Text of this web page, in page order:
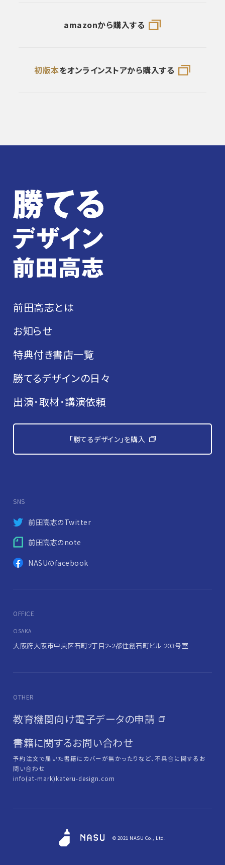
amazonから購入する
初版本をオンラインストアから購入する
前田高志とは
お知らせ
特典付き書店一覧
勝てるデザインの日々
出演･取材･講演依頼
「勝てるデザイン」を購入
SNS
前田高志のTwitter
前田高志のnote
NASUのfacebook
OFFICE
OSAKA
大阪府大阪市中央区石町2丁目2-2都住創石町ビル 203号室
OTHER
教育機関向け電子データの申請
書籍に関するお問い合わせ
予約注文で届いた書籍にカバーが無かったりなど、不具合に関するお
問い合わせ
info(at-mark)kateru-design.com
© 2021 NASU Co., Ltd.